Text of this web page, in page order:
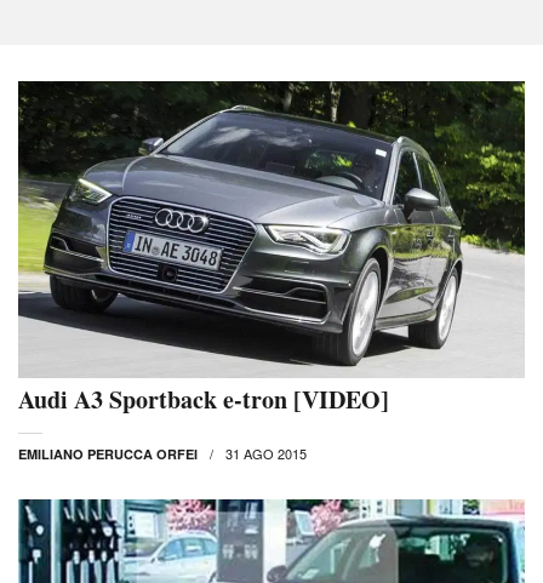
Audi A3 Sportback e-tron [VIDEO]
EMILIANO PERUCCA ORFEI 31 AGO 2015